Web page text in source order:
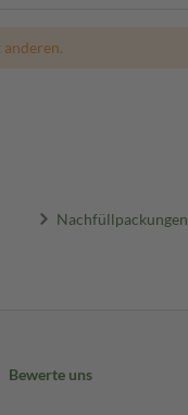
Nachfüllpackungen
Bewerte uns